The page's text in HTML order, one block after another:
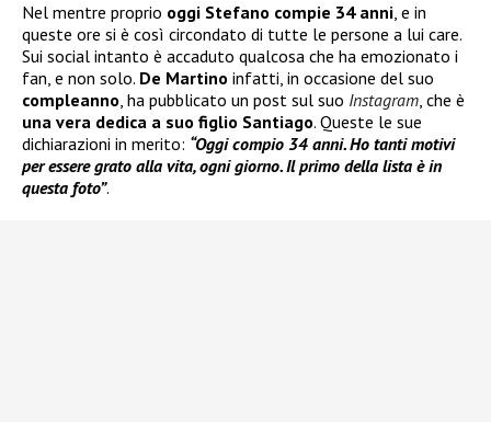
Nel mentre proprio oggi Stefano compie 34 anni, e in
queste ore si è così circondato di tutte le persone a lui care.
Sui social intanto è accaduto qualcosa che ha emozionato i
fan, e non solo. De Martino infatti, in occasione del suo
compleanno, ha pubblicato un post sul suo Instagram, che è
una vera dedica a suo figlio Santiago. Queste le sue
dichiarazioni in merito: “Oggi compio 34 anni. Ho tanti motivi
per essere grato alla vita, ogni giorno. Il primo della lista è in
questa foto”.